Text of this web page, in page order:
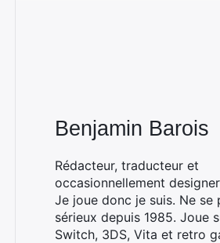
Benjamin Barois
Rédacteur, traducteur et
occasionnellement
Je joue donc je suis. Ne se
sérieux depuis 1985. Joue
Switch, 3DS, Vita et retro